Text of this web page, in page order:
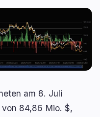
Technologie 6
Protokolle 0
Upgrades 0
KI
Mining
am 8. Juli
84,86 Mio. $,